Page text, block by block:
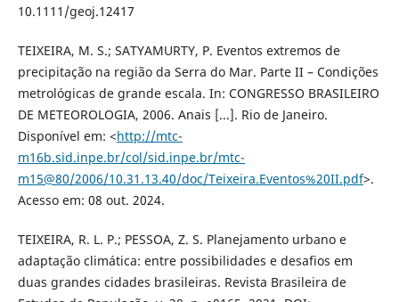
10.1111/geoj.12417
TEIXEIRA, M. S.; SATYAMURTY, P. Eventos extremos de
precipitação na região da Serra do Mar. Parte II – Condições
metrológicas de grande escala. In: CONGRESSO BRASILEIRO
DE METEOROLOGIA, 2006. Anais [...]. Rio de Janeiro.
Disponível em: <http://mtc-
m16b.sid.inpe.br/col/sid.inpe.br/mtc-
m15@80/2006/10.31.13.40/doc/Teixeira.Eventos%20II.pdf>.
Acesso em: 08 out. 2024.
TEIXEIRA, R. L. P.; PESSOA, Z. S. Planejamento urbano e
adaptação climática: entre possibilidades e desafios em
duas grandes cidades brasileiras. Revista Brasileira de